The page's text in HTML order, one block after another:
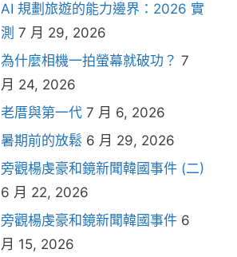
AI 規劃旅遊的能力邊界：2026 實
測 7 月 29, 2026
為什麼相機一拍螢幕就破功？ 7
月 24, 2026
老厝與第一代 7 月 6, 2026
暑期前的放鬆 6 月 29, 2026
旁觀楊虔豪和鏡新聞韓國事件 (二)
6 月 22, 2026
旁觀楊虔豪和鏡新聞韓國事件 6
月 15, 2026